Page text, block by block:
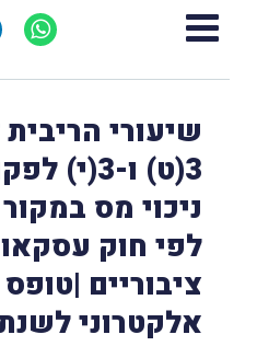
שיעורי
3(ט) ו-
ניכוי מס
לפי חוק
אלקטרוני לשנת